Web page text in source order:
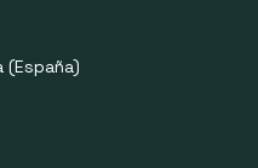
(España)